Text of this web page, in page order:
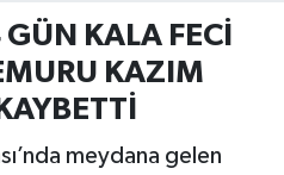
KALA FECİ
KAZIM
meydana gelen